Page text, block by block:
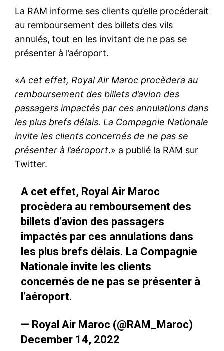
La RAM informe ses clients qu’elle procéderait
au remboursement des billets des vils
annulés, tout en les invitant de ne pas se
présenter à l’aéroport.
«A cet effet, Royal Air Maroc procèdera au
remboursement des billets d’avion des
passagers impactés par ces annulations dans
les plus brefs délais. La Compagnie Nationale
invite les clients concernés de ne pas se
présenter à l’aéroport.» a publié la RAM sur
Twitter.
A cet effet, Royal Air Maroc
procèdera au remboursement des
billets d’avion des passagers
impactés par ces annulations dans
les plus brefs délais. La Compagnie
Nationale invite les clients
concernés de ne pas se présenter à
l’aéroport.
— Royal Air Maroc (@RAM_Maroc)
December 14, 2022